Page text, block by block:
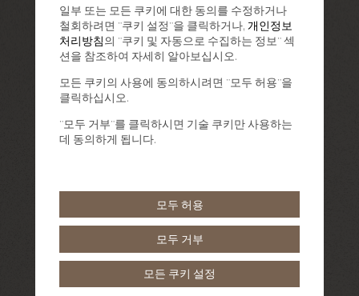
일부 또는 모든 쿠키에 대한 동의를 수정하거나
철회하려면 "쿠키 설정"을 클릭하거나, 개인정보
처리방침의 "쿠키 및 자동으로 수집하는 정보" 섹
션을 참조하여 자세히 알아보십시오.
모든 쿠키의 사용에 동의하시려면 "모두 허용"을
클릭하십시오.
"모두 거부"를 클릭하시면 기술 쿠키만 사용하는
데 동의하게 됩니다.
모두 허용
모두 거부
모든 쿠키 설정